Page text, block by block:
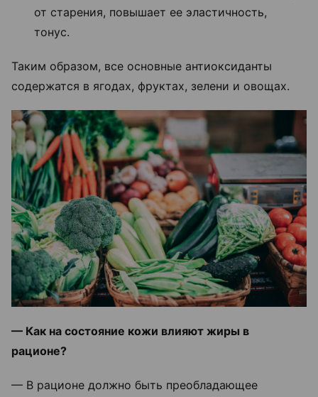
от старения, повышает ее эластичность,
тонус.
Таким образом, все основные антиоксиданты
содержатся в ягодах, фруктах, зелени и овощах.
— Как на состояние кожи влияют жиры в
рационе?
— В рационе должно быть преобладающее